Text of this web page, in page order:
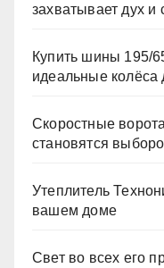
захватывает дух и
Купить шины 195/
идеальные колёса
Скоростные
становятся
Утеплитель
вашем доме
Свет во всех его